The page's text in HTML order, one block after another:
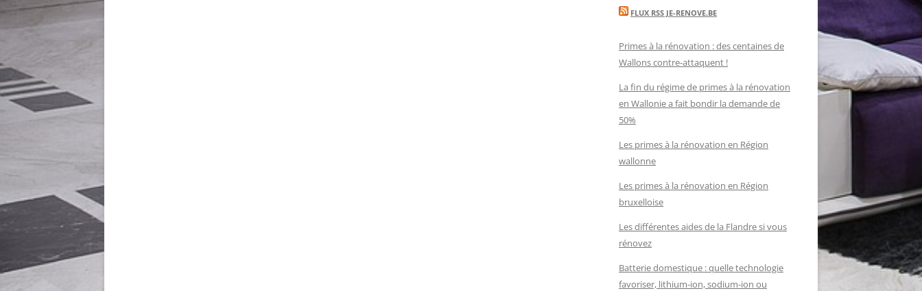
FLUX RSS JE-RENOVE.BE
Primes à la rénovation : des centaines de
Wallons contre-attaquent !
La fin du régime de primes à la rénovation
en Wallonie a fait bondir la demande de
50%
Les primes à la rénovation en Région
wallonne
Les primes à la rénovation en Région
bruxelloise
Les différentes aides de la Flandre si vous
rénovez
Batterie domestique : quelle technologie
favoriser, lithium-ion, sodium-ion ou